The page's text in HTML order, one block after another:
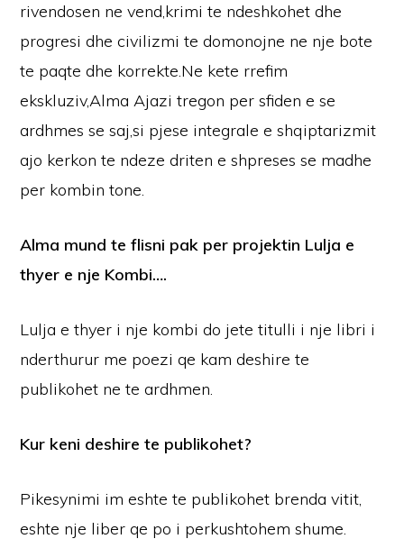
rivendosen ne vend,krimi te ndeshkohet dhe
progresi dhe civilizmi te domonojne ne nje bote
te paqte dhe korrekte.Ne kete rrefim
ekskluziv,Alma Ajazi tregon per sfiden e se
ardhmes se saj,si pjese integrale e shqiptarizmit
ajo kerkon te ndeze driten e shpreses se madhe
per kombin tone.
Alma mund te flisni pak per projektin Lulja e
thyer e nje Kombi….
Lulja e thyer i nje kombi do jete titulli i nje libri i
nderthurur me poezi qe kam deshire te
publikohet ne te ardhmen.
Kur keni deshire te publikohet?
Pikesynimi im eshte te publikohet brenda vitit,
eshte nje liber qe po i perkushtohem shume.